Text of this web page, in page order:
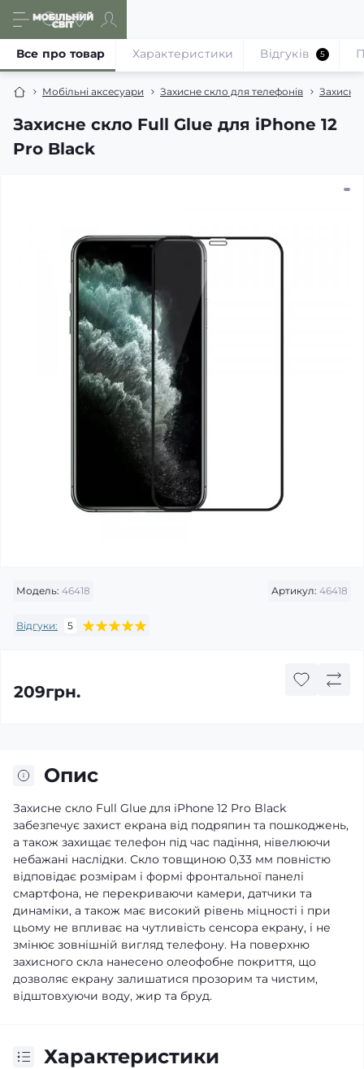
Мобільні аксесуари Захисне скло для телефонів
Захисне скло Full Glue для iPhone 12
Pro Black
Все про товар Характеристики Відгуків 5
Модель: 46418 Артикул: 46418
Відгуки: 5
209грн.
Опис
Захисне скло Full Glue для iPhone 12 Pro Black
забезпечує захист екрана від подряпин та пошкоджень,
а також захищає телефон під час падіння, нівелюючи
небажані наслідки. Скло товщиною 0,33 мм повністю
відповідає розмірам і формі фронтальної панелі
смартфона, не перекриваючи камери, датчики та
динаміки, а також має високий рівень міцності і при
цьому не впливає на чутливість сенсора екрану, і не
змінює зовнішній вигляд телефону. На поверхню
захисного скла нанесено олеофобне покриття, що
дозволяє екрану залишатися прозорим та чистим,
відштовхуючи воду, жир та бруд.
Характеристики